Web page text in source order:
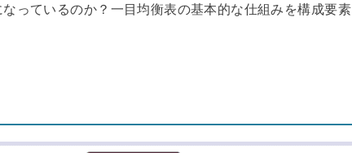
っているのか？一目均衡表の基本的な仕組みを構成要素